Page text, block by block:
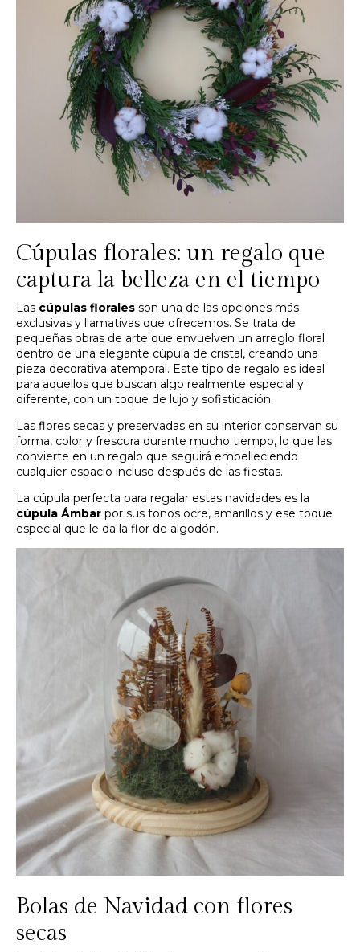
Cúpulas florales: un regalo que
captura la belleza en el tiempo
Las cúpulas florales son una de las opciones más
exclusivas y llamativas que ofrecemos. Se trata de
pequeñas obras de arte que envuelven un arreglo floral
dentro de una elegante cúpula de cristal, creando una
pieza decorativa atemporal. Este tipo de regalo es ideal
para aquellos que buscan algo realmente especial y
diferente, con un toque de lujo y sofisticación.
Las flores secas y preservadas en su interior conservan su
forma, color y frescura durante mucho tiempo, lo que las
convierte en un regalo que seguirá embelleciendo
cualquier espacio incluso después de las fiestas.
La cúpula perfecta para regalar estas navidades es la
cúpula Ámbar por sus tonos ocre, amarillos y ese toque
especial que le da la flor de algodón.
Bolas de Navidad con flores
secas